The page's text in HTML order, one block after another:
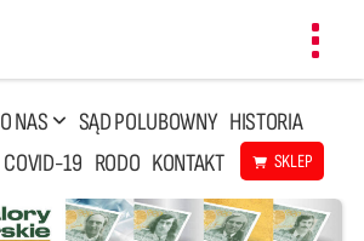
O NAS SĄD POLUBOWNY HISTORIA
COVID-19 RODO KONTAKT SKLEP